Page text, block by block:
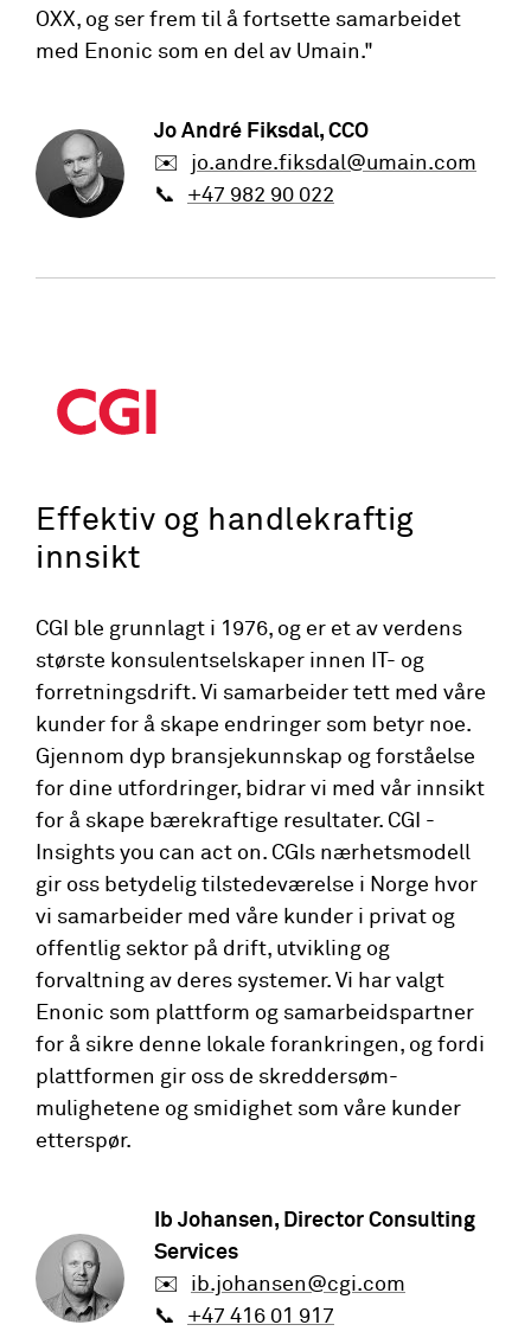
OXX, og ser frem til å fortsette samarbeidet
med Enonic som en del av Umain."
Jo André Fiksdal, CCO
✉️
jo.andre.fiksdal@umain.com
📞
+47 982 90 022
Effektiv og handlekraftig
innsikt
CGI ble grunnlagt i 1976, og er et av verdens
største konsulentselskaper innen IT- og
forretningsdrift. Vi samarbeider tett med våre
kunder for å skape endringer som betyr noe.
Gjennom dyp bransjekunnskap og forståelse
for dine utfordringer, bidrar vi med vår innsikt
for å skape bærekraftige resultater. CGI -
Insights you can act on. CGIs nærhetsmodell
gir oss betydelig tilstedeværelse i Norge hvor
vi samarbeider med våre kunder i privat og
offentlig sektor på drift, utvikling og
forvaltning av deres systemer. Vi har valgt
Enonic som plattform og samarbeidspartner
for å sikre denne lokale forankringen, og fordi
plattformen gir oss de skreddersøm-
mulighetene og smidighet som våre kunder
etterspør.
Ib Johansen, Director Consulting
Services
✉️
ib.johansen@cgi.com
📞
+47 416 01 917